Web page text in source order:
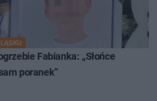
Fabianka: „Słońce
poranek”